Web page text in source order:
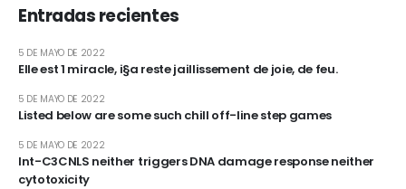
Entradas recientes
Elle est 1 miracle, i§a reste jaillissement de joie, de feu.
5 DE MAYO DE 2022
Listed below are some such chill off-line step games
5 DE MAYO DE 2022
Int-C3CNLS neither triggers DNA damage response neither
cytotoxicity
5 DE MAYO DE 2022